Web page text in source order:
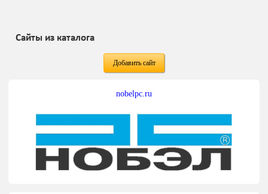
Сайты из каталога
Добавить сайт
nobelpc.ru